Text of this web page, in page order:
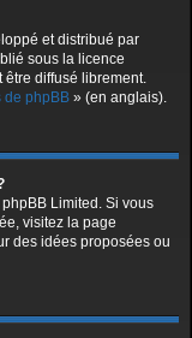
et distribué par
sous la licence
diffusé librement.
de phpBB » (en anglais).
Limited. Si vous
visitez la page
des idées proposées ou